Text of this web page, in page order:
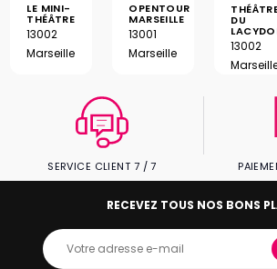
LE MINI-
THÉÂTRE
13002
Marseille
OPENTOUR
MARSEILLE
13001
Marseille
DU
13002
SERVICE CLIENT 7 / 7
RECEVEZ TOUS NOS BONS